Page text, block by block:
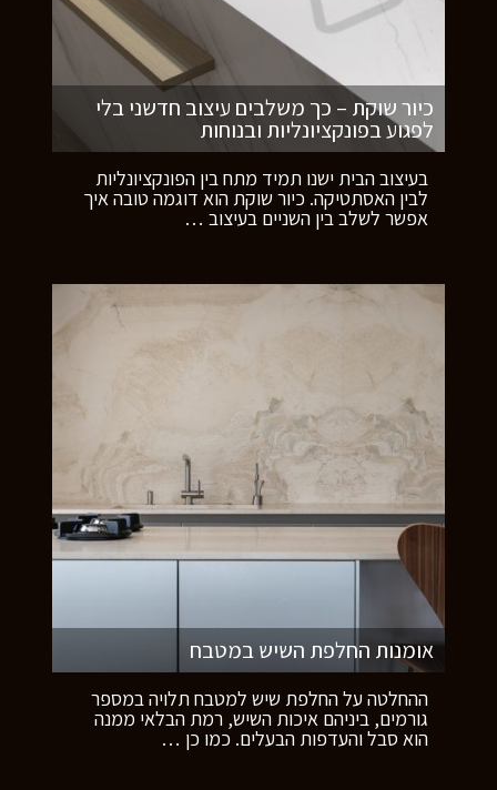
כיור שוקת – כך משלבים עיצוב חדשני בלי
לפגוע בפונקציונליות ובנוחות
בעיצוב הבית ישנו תמיד מתח בין הפונקציונליות
לבין האסתטיקה. כיור שוקת הוא דוגמה טובה איך
אפשר לשלב בין השניים בעיצוב …
אומנות החלפת השיש במטבח
ההחלטה על החלפת שיש למטבח תלויה במספר
גורמים, ביניהם איכות השיש, רמת הבלאי ממנה
הוא סבל והעדפות הבעלים. כמו כן …